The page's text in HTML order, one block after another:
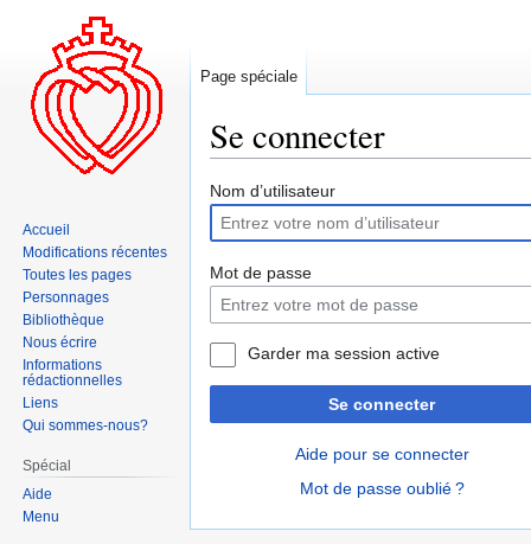
Se connecter
Aller
la
navigation
Aller
la
recherche
Nom d’utilisateur
Mot de passe
Garder ma session active
Se connecter
Aide pour se connecter
Mot de passe oublié ?
Page spéciale
Accueil
Modifications récentes
Toutes les pages
Personnages
Bibliothèque
Nous écrire
Informations
rédactionnelles
Liens
Qui sommes-nous?
Spécial
Aide
Menu